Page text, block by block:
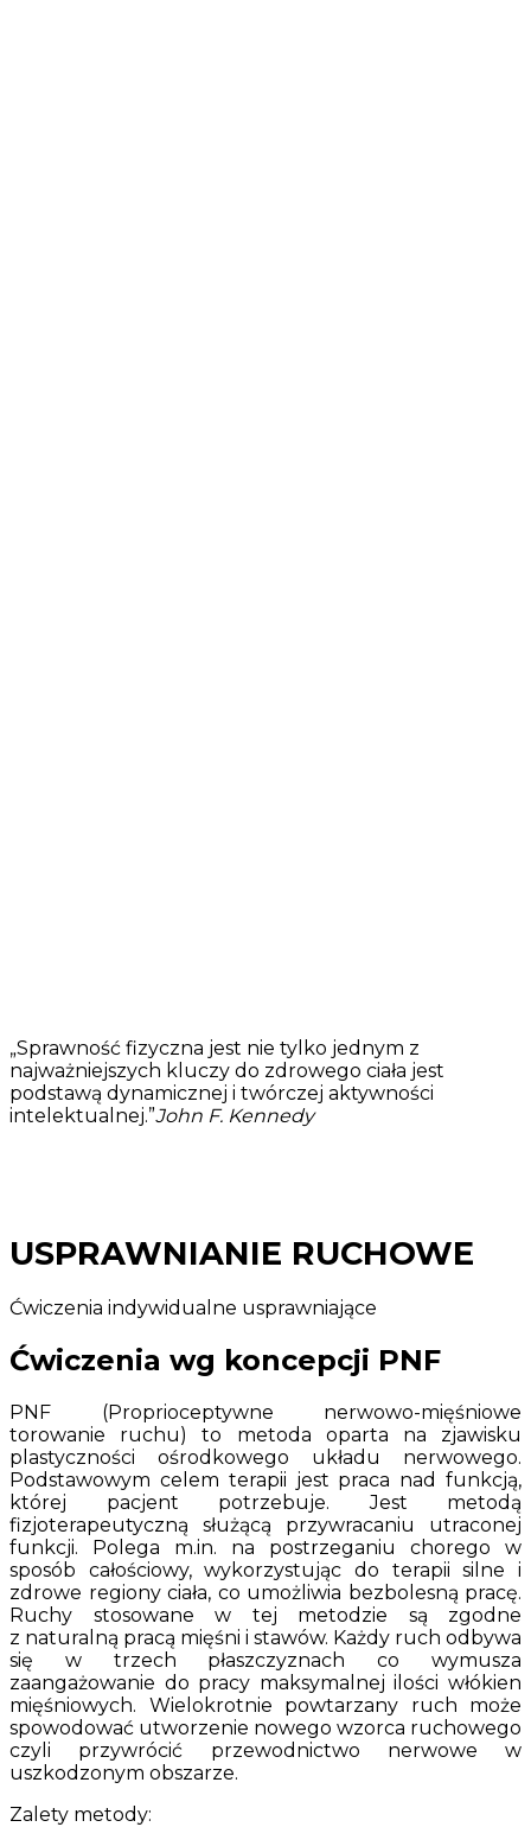
„Sprawność fizyczna jest nie tylko jednym z
najważniejszych kluczy do zdrowego ciała jest
podstawą dynamicznej i twórczej aktywności
intelektualnej.”John F. Kennedy
USPRAWNIANIE RUCHOWE
Ćwiczenia indywidualne usprawniające
Ćwiczenia wg koncepcji PNF
PNF (Proprioceptywne nerwowo-mięśniowe
torowanie ruchu) to metoda oparta na zjawisku
plastyczności ośrodkowego układu nerwowego.
Podstawowym celem terapii jest praca nad funkcją,
której pacjent potrzebuje. Jest metodą
fizjoterapeutyczną służącą przywracaniu utraconej
funkcji. Polega m.in. na postrzeganiu chorego w
sposób całościowy, wykorzystując do terapii silne i
zdrowe regiony ciała, co umożliwia bezbolesną pracę.
Ruchy stosowane w tej metodzie są zgodne
z naturalną pracą mięśni i stawów. Każdy ruch odbywa
się w trzech płaszczyznach co wymusza
zaangażowanie do pracy maksymalnej ilości włókien
mięśniowych. Wielokrotnie powtarzany ruch może
spowodować utworzenie nowego wzorca ruchowego
czyli przywrócić przewodnictwo nerwowe w
uszkodzonym obszarze.
Zalety metody: